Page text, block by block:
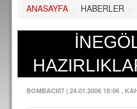
PUAN DURUMU
FİKSTÜR
A TAKIM KADROSU
TEKNİK KADRO
ANASAYFA / HABERLER /
BOMBACI07 | 24.01.2006 18:06 ,